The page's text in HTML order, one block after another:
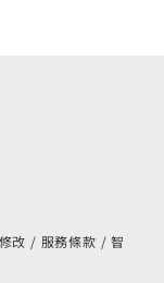
改 服務條款 智